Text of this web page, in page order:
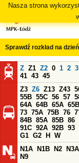
Nasza strona
Sprawdź rozkład na
Z Z1 Z2 0 1 2 3
41 43 45
Z3 Z6 Z13 Z43
55B 55C 56 57
64A 64B 65A 65B
73 75A 75B 76
84B 85A 85B 86
91C 92A 92B 93
G1 G2 H
W
N1A
N1B N2 N3A
N9